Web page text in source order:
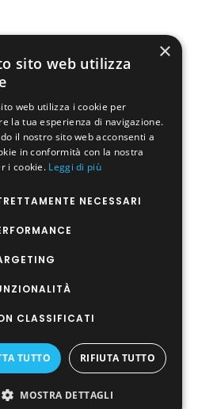
| Via Cantone, 2
(RE)
1900198
Facebook
Instagram
Wasabilab -privacy policy
×
sito web utilizza
web utilizza i cookie per
la tua esperienza di navigazione.
il nostro sito web acconsenti a
in conformità con la nostra
i cookie. Leggi di più
NECESSARI
CLASSIFICATI
TUTTO RIFIUTA TUTTO
MOSTRA DETTAGLI